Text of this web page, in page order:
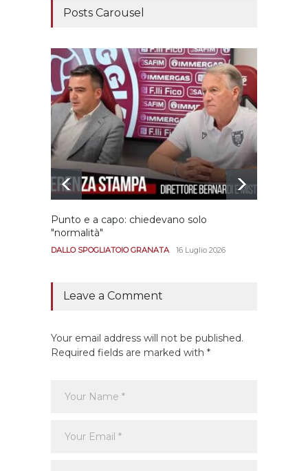
Posts Carousel
Punto e a capo: chiedevano solo
"normalità"
DALLO SPOGLIATOIO GRANATA 16 Luglio 2026
Leave a Comment
Your email address will not be published.
Required fields are marked with *